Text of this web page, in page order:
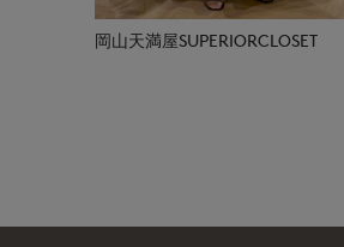
岡山天満屋SUPERIORCLOSET